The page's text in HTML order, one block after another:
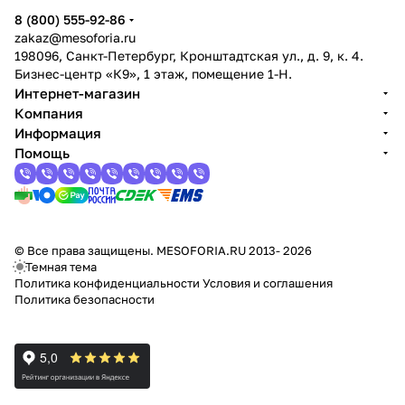
8 (800) 555-92-86
zakaz@mesoforia.ru
198096, Санкт-Петербург, Кронштадтская ул., д. 9, к. 4.
Бизнес-центр «К9», 1 этаж, помещение 1-Н.
Интернет-магазин
Компания
Информация
Помощь
© Все права защищены. MESOFORIA.RU 2013- 2026
Темная тема
Политика конфиденциальности Условия и соглашения
Политика безопасности